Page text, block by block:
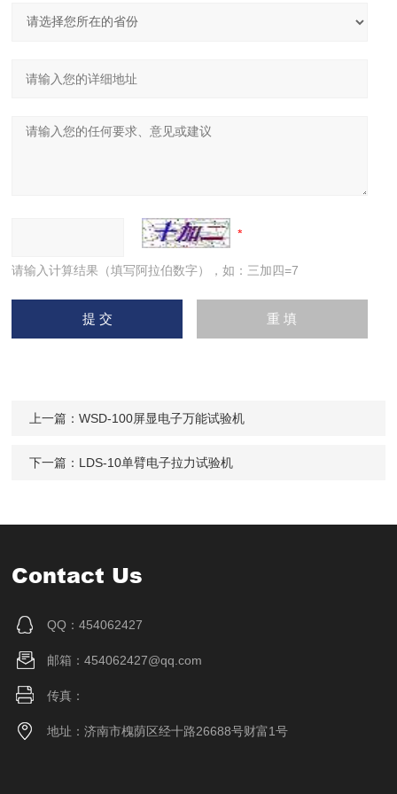
请输入计算结果（填写阿拉伯数字），如：三加四=7
上一篇：WSD-100屏显电子万能试验机
下一篇： LDS-10单臂电子拉力试验机
Contact Us
QQ：454062427
邮箱：454062427@qq.com
传真：
地址：济南市槐荫区经十路26688号财富1号